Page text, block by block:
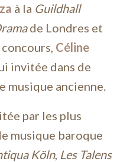
à la Guildhall
de Londres et
Céline
invitée dans de
musique ancienne.
par les plus
musique baroque
Köln, Les Talens